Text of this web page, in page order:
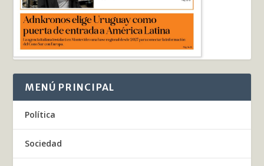
MENÚ PRINCIPAL
Política
Sociedad